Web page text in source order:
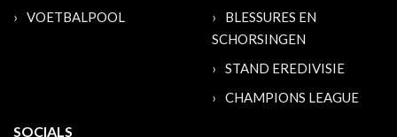
VOETBALPOOL
BLESSURES EN
SCHORSINGEN
STAND EREDIVISIE
CHAMPIONS LEAGUE
SOCIALS